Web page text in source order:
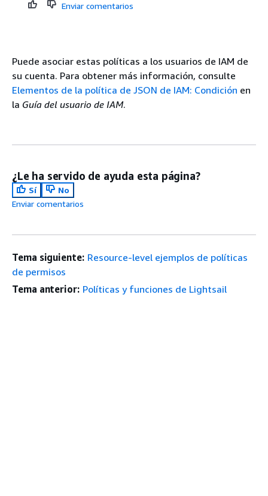
Enviar comentarios
Puede asociar estas políticas a los usuarios de IAM de
su cuenta. Para obtener más información, consulte
Elementos de la política de JSON de IAM: Condición en
la Guía del usuario de IAM.
¿Le ha servido de ayuda esta página?
Sí
No
Enviar comentarios
Tema siguiente: Resource-level ejemplos de políticas
de permisos
Tema anterior: Políticas y funciones de Lightsail